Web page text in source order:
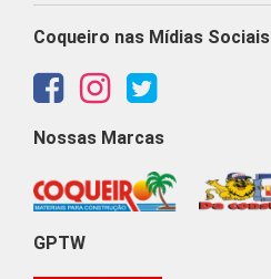
Coqueiro nas Mídias Sociais
Nossas Marcas
GPTW